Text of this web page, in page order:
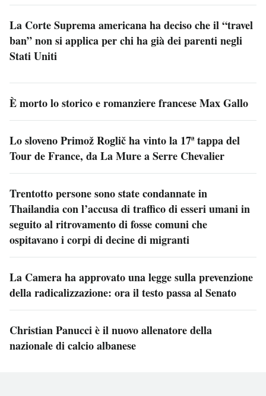
La Corte Suprema americana ha deciso che il “travel
ban” non si applica per chi ha già dei parenti negli
Stati Uniti
È morto lo storico e romanziere francese Max Gallo
Lo sloveno Primož Roglič ha vinto la 17ª tappa del
Tour de France, da La Mure a Serre Chevalier
Trentotto persone sono state condannate in
Thailandia con l’accusa di traffico di esseri umani in
seguito al ritrovamento di fosse comuni che
ospitavano i corpi di decine di migranti
La Camera ha approvato una legge sulla prevenzione
della radicalizzazione: ora il testo passa al Senato
Christian Panucci è il nuovo allenatore della
nazionale di calcio albanese